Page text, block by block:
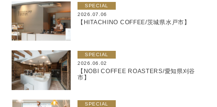
SPECIAL
2026.07.06
【HITACHINO COFFEE/茨城県水戸市】
SPECIAL
2026.06.02
【NOBI COFFEE ROASTERS/愛知県刈谷
市】
SPECIAL